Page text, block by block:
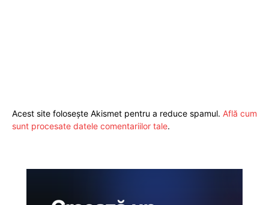
Acest site folosește Akismet pentru a reduce spamul. Află cum
sunt procesate datele comentariilor tale.